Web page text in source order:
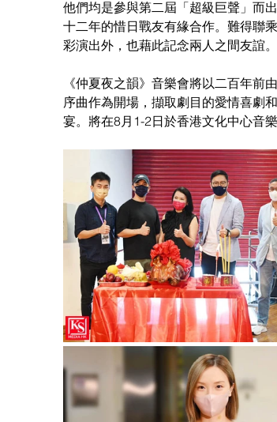
他們均是參與第二屆「超級巨聲」而
十二年的惜日戰友有緣合作。難得聯
彩演出外，也藉此記念兩人之間友誼。
《仲夏夜之韻》音樂會將以二百年前
序曲作為開場，擷取劇目的愛情喜劇
宴。將在8月1-2日於香港文化中心音